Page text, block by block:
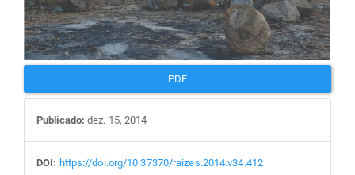
PDF
Publicado: dez. 15, 2014
DOI: https://doi.org/10.37370/raizes.2014.v34.412